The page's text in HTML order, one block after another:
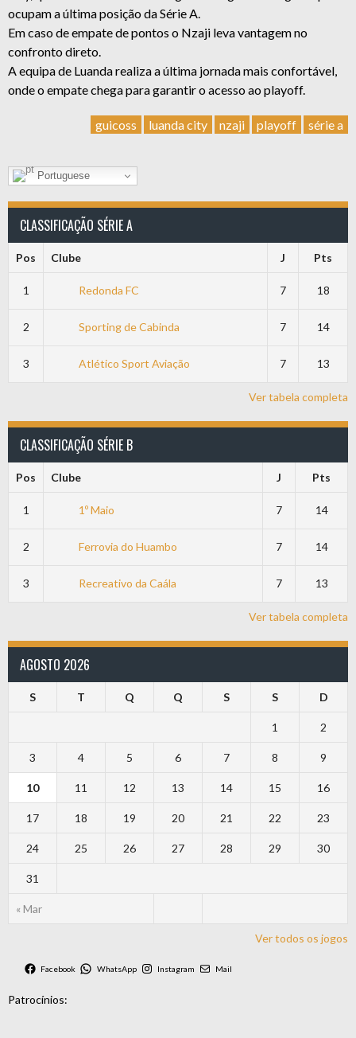
ocupam a última posição da Série A.
Em caso de empate de pontos o Nzaji leva vantagem no
confronto direto.
A equipa de Luanda realiza a última jornada mais confortável,
onde o empate chega para garantir o acesso ao playoff.
guicoss luanda city nzaji playoff série a
Portuguese
CLASSIFICAÇÃO SÉRIE A
Pos Clube J Pts
1 Redonda FC 7 18
2 Sporting de Cabinda 7 14
3 Atlético Sport Aviação 7 13
Ver tabela completa
CLASSIFICAÇÃO SÉRIE B
Pos Clube J Pts
1 1º Maio 7 14
2 Ferrovia do Huambo 7 14
3 Recreativo da Caála 7 13
Ver tabela completa
AGOSTO 2026
S T Q Q S S D
« Mar
1 2
3 4 5 6 7 8 9
10 11 12 13 14 15 16
17 18 19 20 21 22 23
24 25 26 27 28 29 30
31
Ver todos os jogos
Facebook WhatsApp Instagram Mail
Patrocínios: